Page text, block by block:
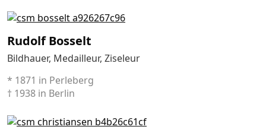
Rudolf Bosselt
Bildhauer, Medailleur, Ziseleur
* 1871 in Perleberg
† 1938 in Berlin